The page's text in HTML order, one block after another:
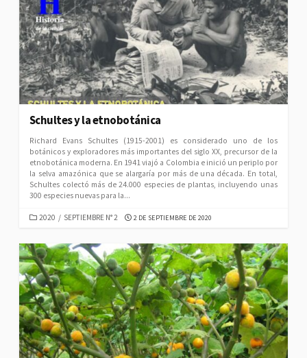
Schultes y la etnobotánica
Richard Evans Schultes (1915-2001) es considerado uno de los
botánicos y exploradores más importantes del siglo XX, precursor de la
etnobotánica moderna. En 1941 viajó a Colombia e inició un periplo por
la selva amazónica que se alargaría por más de una década. En total,
Schultes colectó más de 24.000 especies de plantas, incluyendo unas
300 especies nuevas para la...
CATEGORIES
2020 / SEPTIEMBRE N° 2 PUBLISHED
2 DE SEPTIEMBRE DE 2020